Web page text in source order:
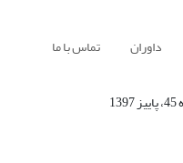
داوران تماس با ما